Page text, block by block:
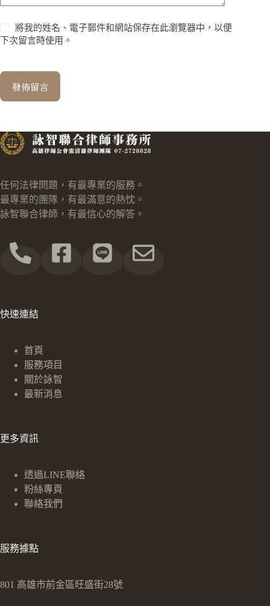
將我的姓名、電子郵件和網站保存在此瀏覽器中，以便
下次留言時使用。
發佈留言
任何法律問題，有最專業的服務。
最專業的團隊，有最滿意的熱忱。
詠智聯合律師，有最信心的解答。
快速連結
首頁
服務項目
關於詠智
最新消息
更多資訊
透過LINE聯絡
粉絲專頁
聯絡我們
服務據點
801 高雄市前金區旺盛街28號